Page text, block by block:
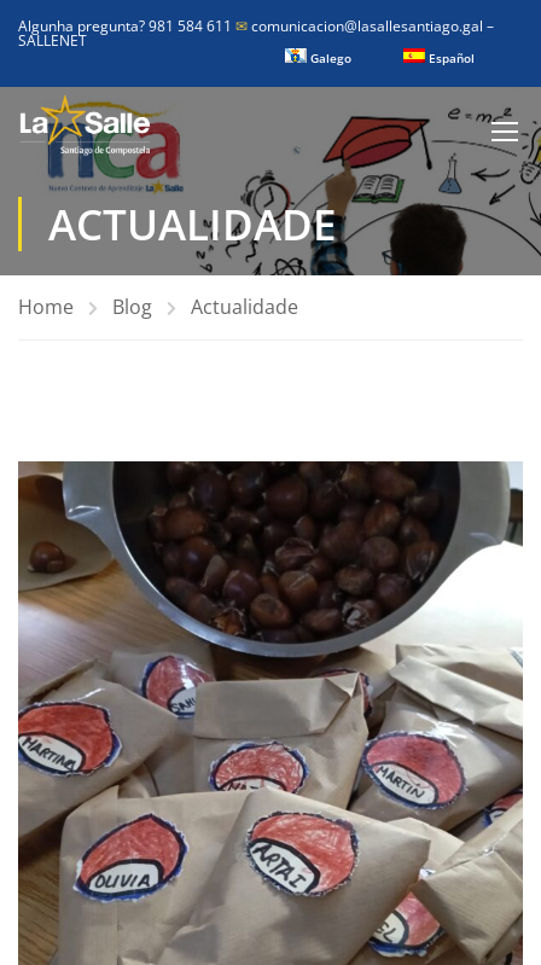
Algunha pregunta? 981 584 611 ✉comunicacion@lasallesantiago.gal –
SALLENET
Galego Español
ACTUALIDADE
Home Blog Actualidade